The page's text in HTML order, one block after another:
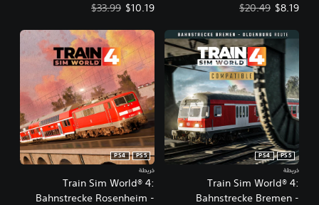
$8.19
سعر العرض $8.19‏. السعر الأصلي، $20.49‏.
$20.49
$10.19
سعر العرض $10.19‏. السعر الأصلي، $33.99‏.
$33.99
Train Sim World® 4:
Bahnstrecke Bremen -
PS5
PS4
خريطة
Train Sim World® 4:
Bahnstrecke Rosenheim -
PS5
PS4
خريطة